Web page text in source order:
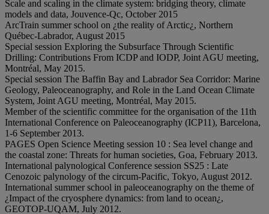
Scale and scaling in the climate system: bridging theory, climate
models and data, Jouvence-Qc, October 2015
ArcTrain summer school on ¿the reality of Arctic¿, Northern
Québec-Labrador, August 2015
Special session Exploring the Subsurface Through Scientific
Drilling: Contributions From ICDP and IODP, Joint AGU meeting,
Montréal, May 2015.
Special session The Baffin Bay and Labrador Sea Corridor: Marine
Geology, Paleoceanography, and Role in the Land Ocean Climate
System, Joint AGU meeting, Montréal, May 2015.
Member of the scientific committee for the organisation of the 11th
International Conference on Paleoceanography (ICP11), Barcelona,
1-6 September 2013.
PAGES Open Science Meeting session 10 : Sea level change and
the coastal zone: Threats for human societies, Goa, February 2013.
International palynological Conference session SS25 : Late
Cenozoic palynology of the circum-Pacific, Tokyo, August 2012.
International summer school in paleoceanography on the theme of
¿Impact of the cryosphere dynamics: from land to ocean¿,
GEOTOP-UQAM, July 2012.